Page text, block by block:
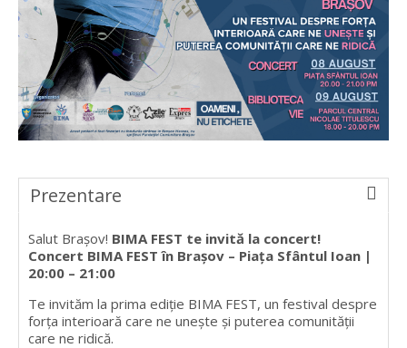
Prezentare
Salut Brașov! BIMA FEST te invită la concert!
Concert BIMA FEST în Brașov – Piața Sfântul Ioan |
20:00 – 21:00
Te invităm la prima ediție BIMA FEST, un festival despre
forța interioară care ne unește și puterea comunității
care ne ridică.